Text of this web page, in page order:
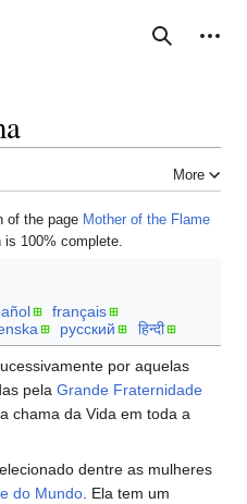
Search
Personal tools
More
of the page Mother of the Flame
is 100% complete.
français
русский हिन्दी
por aquelas
pela Grande Fraternidade
chama da Vida em toda a
dentre as mulheres
do Mundo. Ela tem um